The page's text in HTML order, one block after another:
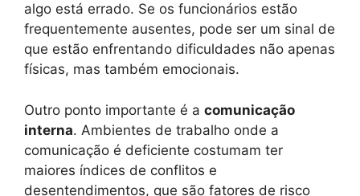
algo está errado. Se os funcionários estão
frequentemente ausentes, pode ser um sinal de
que estão enfrentando dificuldades não apenas
físicas, mas também emocionais.
Outro ponto importante é a comunicação
interna. Ambientes de trabalho onde a
comunicação é deficiente costumam ter
maiores índices de conflitos e
desentendimentos, que são fatores de risco